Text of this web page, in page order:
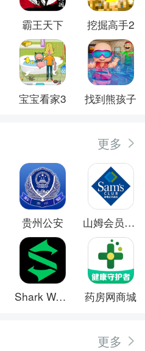
霸王天下 挖掘高手2
宝宝看家3 找到熊孩子
更多
贵州公安 山姆会员商店
Shark Wear 药房网商城
更多